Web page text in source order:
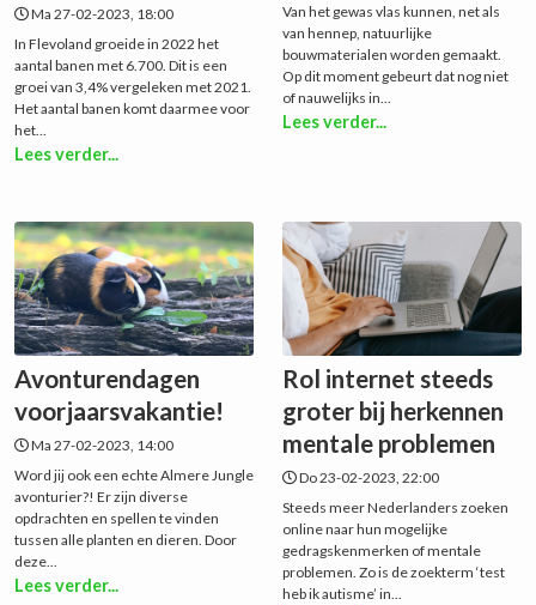
Ma 27-02-2023, 18:00
In Flevoland groeide in 2022 het
aantal banen met 6.700. Dit is een
groei van 3,4% vergeleken met 2021.
Het aantal banen komt daarmee voor
het...
Lees verder...
Van het gewas vlas kunnen, net als
van hennep, natuurlijke
bouwmaterialen worden gemaakt.
Op dit moment gebeurt dat nog niet
of nauwelijks in...
Lees verder...
Avonturendagen
voorjaarsvakantie!
Ma 27-02-2023, 14:00
Word jij ook een echte Almere Jungle
avonturier?! Er zijn diverse
opdrachten en spellen te vinden
tussen alle planten en dieren. Door
deze...
Lees verder...
Rol internet steeds
groter bij herkennen
mentale problemen
Do 23-02-2023, 22:00
Steeds meer Nederlanders zoeken
online naar hun mogelijke
gedragskenmerken of mentale
problemen. Zo is de zoekterm ‘test
heb ik autisme’ in...